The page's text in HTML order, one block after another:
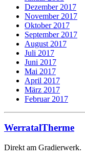
Dezember 2017
November 2017
Oktober 2017
September 2017
August 2017
Juli 2017
Juni 2017
Mai 2017
April 2017
März 2017
Februar 2017
WerratalTherme
Direkt am Gradierwerk.